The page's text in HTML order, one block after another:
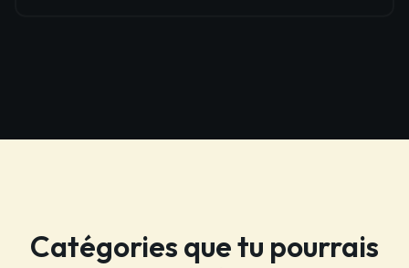
Catégories que tu pourrais